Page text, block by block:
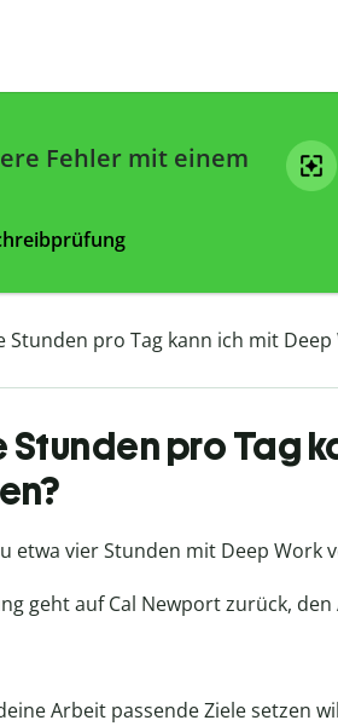
Fehler mit einem
Stunden pro Tag kann ich mit
pro Tag
etwa vier Stunden mit Deep Work
geht auf Cal Newport zurück, den
Arbeit passende Ziele setzen